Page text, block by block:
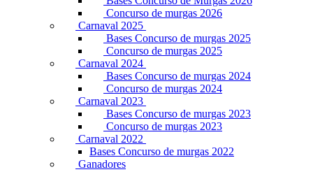
Concurso de murgas 2026
Carnaval 2025
Bases Concurso de murgas 2025
Concurso de murgas 2025
Carnaval 2024
Bases Concurso de murgas 2024
Concurso de murgas 2024
Carnaval 2023
Bases Concurso de murgas 2023
Concurso de murgas 2023
Carnaval 2022
Bases Concurso de murgas 2022
Ganadores